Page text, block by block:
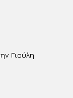
Γιούλη